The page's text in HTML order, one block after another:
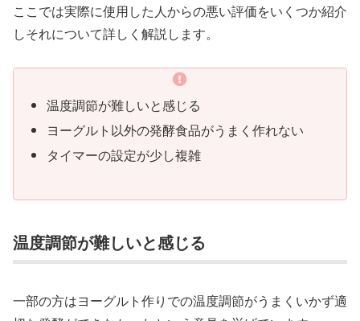
ここでは実際に使用した人からの悪い評価をいくつか紹介
しそれについて詳しく解説します。
温度調節が難しいと感じる
ヨーグルト以外の発酵食品がうまく作れない
タイマーの設定が少し複雑
温度調節が難しいと感じる
一部の方はヨーグルト作りでの温度調節がうまくいかず適